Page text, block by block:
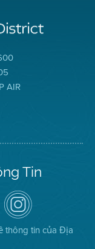
AIR
Tin
Air
District
on
Instagram
thông tin của Địa